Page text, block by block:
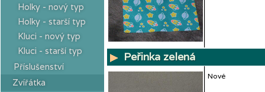
Holky - nový typ
Holky - starší typ
Kluci - nový typ
Kluci - starší typ
Příslušenství
Zvířátka
Peřinka zelená
Nové